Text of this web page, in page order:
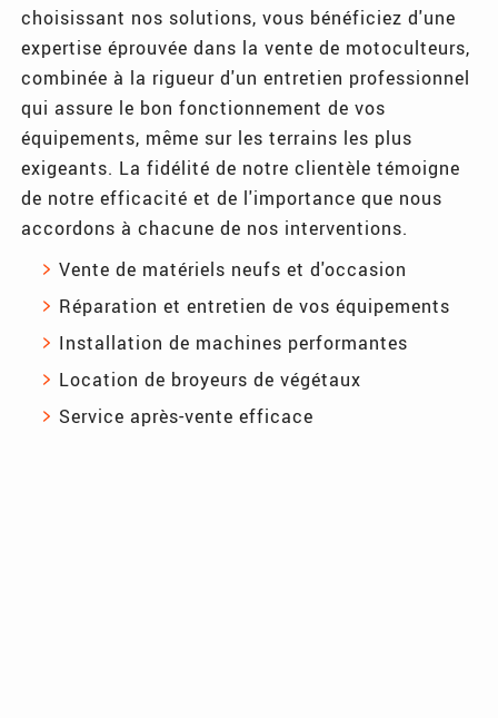
choisissant nos solutions, vous bénéficiez d'une
expertise éprouvée dans la vente de motoculteurs,
combinée à la rigueur d'un entretien professionnel
qui assure le bon fonctionnement de vos
équipements, même sur les terrains les plus
exigeants. La fidélité de notre clientèle témoigne
de notre efficacité et de l'importance que nous
accordons à chacune de nos interventions.
Vente de matériels neufs et d'occasion
Réparation et entretien de vos équipements
Installation de machines performantes
Location de broyeurs de végétaux
Service après-vente efficace